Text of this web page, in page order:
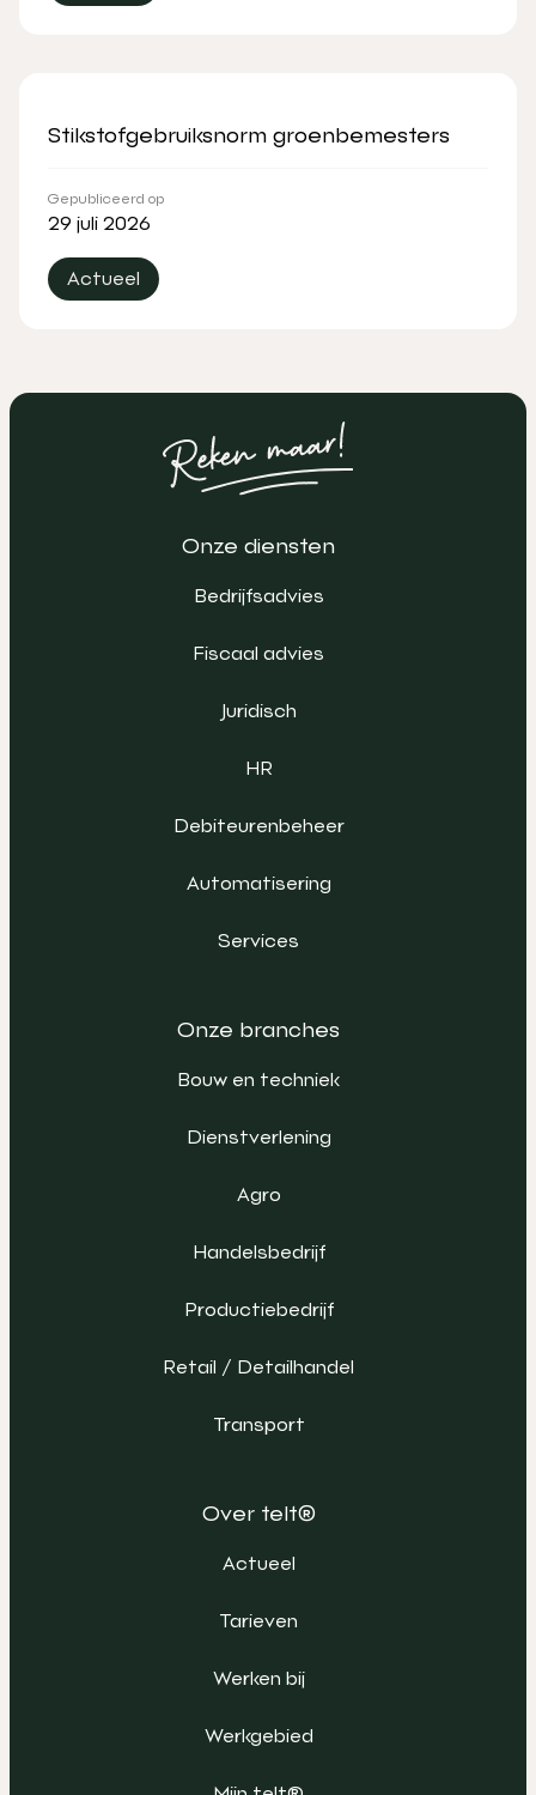
Stikstofgebruiksnorm groenbemesters
Gepubliceerd op
29 juli 2026
Actueel
Onze diensten
Bedrijfsadvies
Fiscaal advies
Juridisch
HR
Debiteurenbeheer
Automatisering
Services
Onze branches
Bouw en techniek
Dienstverlening
Agro
Handelsbedrijf
Productiebedrijf
Retail / Detailhandel
Transport
Over telt®
Actueel
Tarieven
Werken bij
Werkgebied